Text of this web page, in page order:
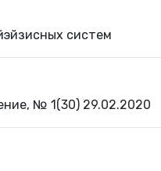
систем
№ 1(30) 29.02.2020